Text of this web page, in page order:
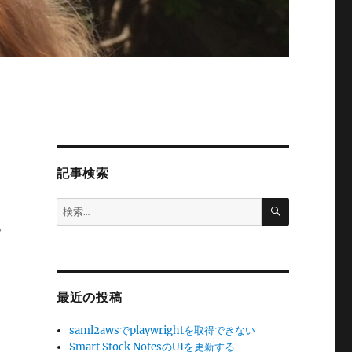
記事検索
検
索:
検
最近の投稿
saml2awsでplaywrightを取得できない
Smart Stock NotesのUIを更新する